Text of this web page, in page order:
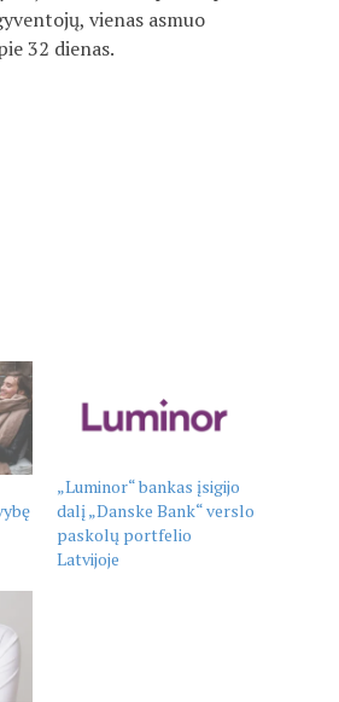
vienas asmuo
32 dienas.
„Luminor“ bankas įsigijo
dalį „Danske Bank“ verslo
paskolų portfelio
Latvijoje